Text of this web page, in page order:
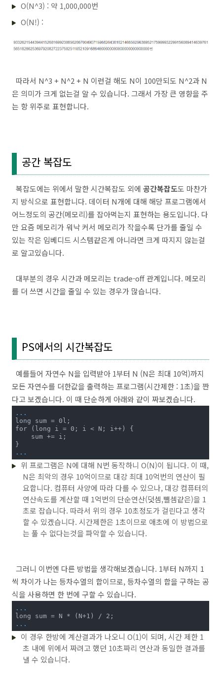
O(N^3) : 약 1,000,000번
O(N!) :
따라서 N^3 + N^2 + N 이런걸 해도 N이 100만되도 N^2과 N
은 의미가 크게 없는걸 알 수 있습니다. 그래서 가장 큰 영향을 주
는 항 위주로 표현합니다.
공간 복잡도
복잡도에는 위에서 말한 시간복잡도 외에 공간복잡도도 마찬가
지 방식으로 표현합니다. 데이터 N개에 대해 해당 프로그램에서
어느정도의 공간(메모리)를 잡아먹는지 표현하는 용도입니다. 다
만 요즘 메모리가 워낙 커서 메모리가 작을수록 단가를 줄일 수
있는 작은 임베디드 시스템같은게 아니라면 크게 따지지 않는걸
로 알고있습니다.
대부분의 경우 시간과 메모리는 trade-off 관계입니다. 메모리
를 더 쓰면 시간을 줄일 수 있는 경우가 많습니다.
PS에서의 시간복잡도
예를들어 자연수 N을 입력받아 1부터 N (N은 최대 10억)까지
모든 자연수를 더한값을 출력하는 프로그램(시간제한 : 1초)을 짠
다고 보겠습니다. 이 때 단순하게 아래와 같이 짜보겠습니다.
...
long sum = 0l;
for (long i = 0; i < N; i++) {
    sum += i;
...
위 프로그램은 N에 대해 N번 동작하니 O(N)이 됩니다. 이 때,
N은 최악의 경우 10억이므로 대강 최대 10억번의 연산이 필
요합니다. 컴퓨터 사양에 따라 다를 수 있으나, 대강 컴퓨터의
연산속도를 계산할 때 1억번의 단순연산(덧셈,뺄셈같은)을 1
초로 잡습니다. 따라서 위의 경우 10초정도가 걸린다고 생각
할 수 있겠습니다. 시간제한은 1초이므로 애초에 이 방법으로
는 풀 수 없다는것을 파악할 수 있습니다.
그러니 이번엔 다른 방법을 생각해보겠습니다. 1부터 N까지 1
씩 차이가 나는 등차수열의 합이므로, 등차수열의 합을 구하는 공
식을 사용하면 한 번에 구할 수 있습니다.
...
...
이 경우 한방에 계산결과가 나오니 O(1)이 되며, 시간 제한 1
초 내에 위에서 짜려고 했던 10초짜리 연산과 동일한 결과를
낼 수 있습니다.